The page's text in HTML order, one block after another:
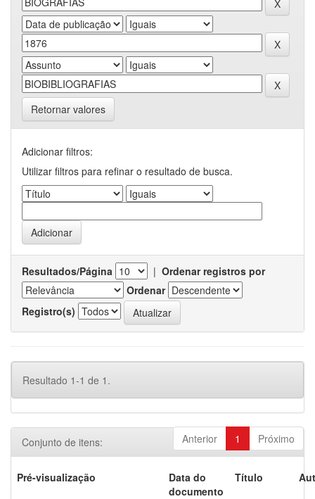
Retornar valores
Adicionar filtros:
Utilizar filtros para refinar o resultado de busca.
Resultados/Página | Ordenar registros por
Ordenar
Registro(s)
Resultado 1-1 de 1.
Anterior 1 Próximo
Conjunto de itens:
Pré-visualização
Data do
documento
Título